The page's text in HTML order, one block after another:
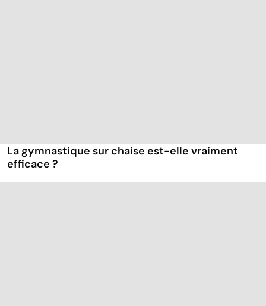
La gymnastique sur chaise est-elle vraiment
efficace ?